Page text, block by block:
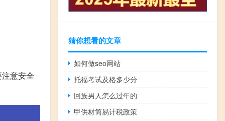
意安全
猜你想看的文章
如何做seo网站
托福考试及格多少分
回族男人怎么过年的
甲供材简易计税政策